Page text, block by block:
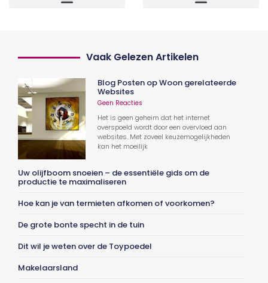
Vaak Gelezen Artikelen
Blog Posten op Woon gerelateerde
Websites
Geen Reacties
Het is geen geheim dat het internet
overspoeld wordt door een overvloed aan
websites. Met zoveel keuzemogelijkheden
kan het moeilijk
Uw olijfboom snoeien – de essentiële gids om de
productie te maximaliseren
Hoe kan je van termieten afkomen of voorkomen?
De grote bonte specht in de tuin
Dit wil je weten over de Toypoedel
Makelaarsland